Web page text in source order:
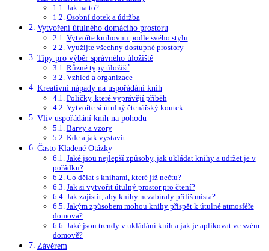
Jak na to?
Osobní dotek a údržba
Vytvoření útulného domácího prostoru
Vytvořte knihovnu podle svého stylu
Využijte všechny dostupné prostory
Tipy pro výběr správného úložiště
Různé typy úložišť
Vzhled a organizace
Kreativní nápady na uspořádání knih
Poličky, které vyprávějí příběh
Vytvořte si útulný čtenářský koutek
Vliv uspořádání knih na pohodu
Barvy a vzory
Kde a jak vystavit
Často Kladené Otázky
Jaké jsou nejlepší způsoby, jak ukládat knihy a udržet je v
pořádku?
Co dělat s knihami, které již nečtu?
Jak si vytvořit útulný prostor pro čtení?
Jak zajistit, aby knihy nezabíraly příliš místa?
Jakým způsobem mohou knihy přispět k útulné atmosféře
domova?
Jaké jsou trendy v ukládání knih a jak je aplikovat ve svém
domově?
Závěrem